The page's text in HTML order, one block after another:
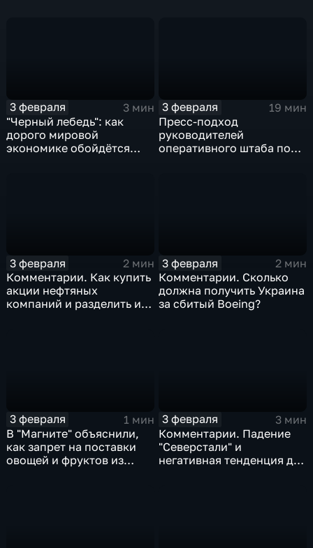
3 февраля
3 мин
"Черный лебедь": как
дорого мировой
экономике обойдётся
3 февраля
19 мин
Пресс-подход
руководителей
оперативного штаба по
3 февраля
2 мин
Комментарии. Как купить
акции нефтяных
компаний и разделить их
3 февраля
2 мин
Комментарии. Сколько
должна получить Украина
за сбитый Boeing?
3 февраля
1 мин
В "Магните" объяснили,
как запрет на поставки
овощей и фруктов из
3 февраля
3 мин
Комментарии. Падение
"Северстали" и
негативная тенденция для